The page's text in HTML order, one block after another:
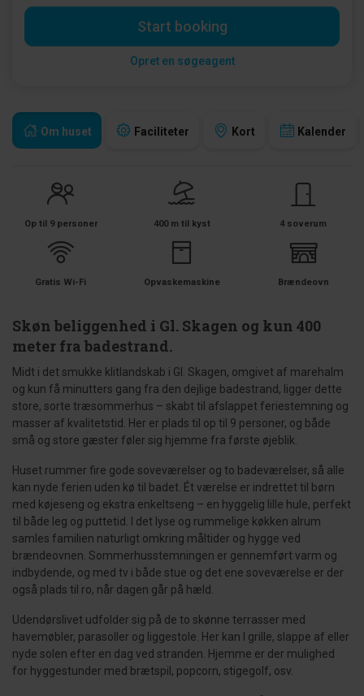
Om huset Faciliteter Kort Kalender
Op til 9 personer 400 m til kyst 4 soverum
Gratis Wi-Fi Opvaskemaskine Brændeovn
Skøn beliggenhed i Gl. Skagen og kun 400
meter fra badestrand.
Midt i det smukke klitlandskab i Gl. Skagen, omgivet af marehalm
og kun få minutters gang fra den dejlige badestrand, ligger dette
store, sorte træsommerhus – skabt til afslappet feriestemning og
masser af kvalitetstid. Her er plads til op til 9 personer, og både
små og store gæster føler sig hjemme fra første øjeblik.
Huset rummer fire gode soveværelser og to badeværelser, så alle
kan nyde ferien uden kø til badet. Ét værelse er indrettet til børn
med køjeseng og ekstra enkeltseng – en hyggelig lille hule, perfekt
til både leg og puttetid. I det lyse og rummelige køkken alrum
samles familien naturligt omkring måltider og hygge ved
brændeovnen. Sommerhusstemningen er gennemført varm og
indbydende, og med tv i både stue og det ene soveværelse er der
også plads til ro, når dagen går på hæld.
Udendørslivet udfolder sig på de to skønne terrasser med
havemøbler, parasoller og liggestole. Her kan I grille, slappe af eller
nyde solen efter en dag ved stranden. Hjemme er der mulighed
for hyggestunder med brætspil, popcorn, stigegolf, osv.
Start booking
Opret en søgeagent